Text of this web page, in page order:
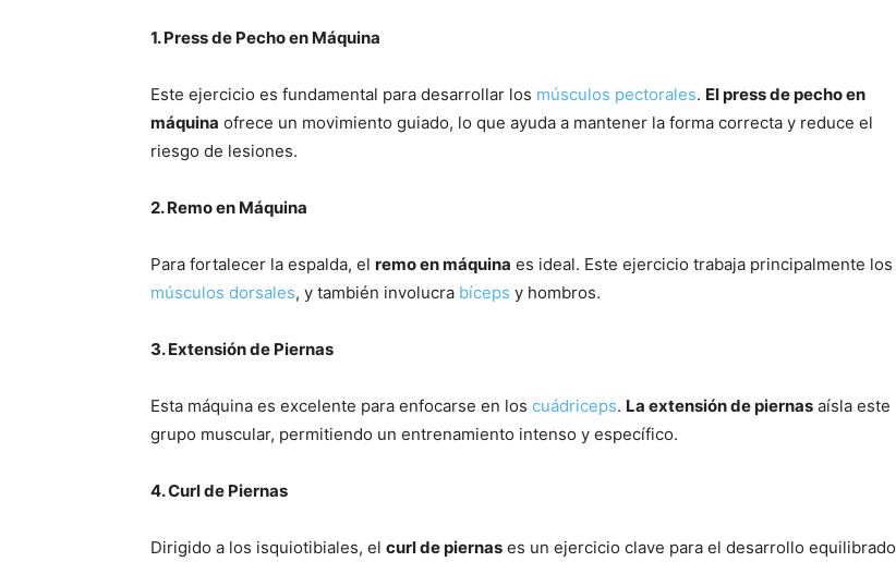
1. Press de Pecho en Máquina
Este ejercicio es fundamental para desarrollar los músculos pectorales. El press de pecho en
máquina ofrece un movimiento guiado, lo que ayuda a mantener la forma correcta y reduce el
riesgo de lesiones.
2. Remo en Máquina
Para fortalecer la espalda, el remo en máquina es ideal. Este ejercicio trabaja principalmente los
músculos dorsales, y también involucra bíceps y hombros.
3. Extensión de Piernas
Esta máquina es excelente para enfocarse en los cuádriceps. La extensión de piernas aísla este
grupo muscular, permitiendo un entrenamiento intenso y específico.
4. Curl de Piernas
Dirigido a los isquiotibiales, el curl de piernas es un ejercicio clave para el desarrollo equilibrado